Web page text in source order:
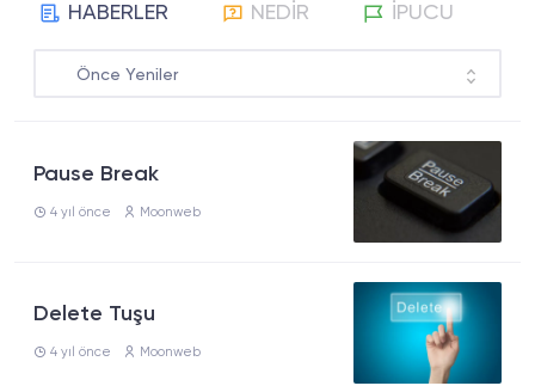
HABERLER NEDİR İPUCU
Önce Yeniler
Pause Break
4 yıl önce Moonweb
Delete Tuşu
4 yıl önce Moonweb